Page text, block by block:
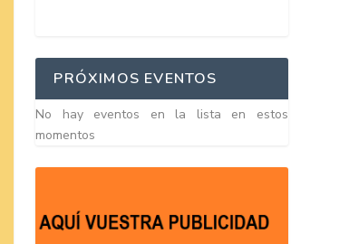
PRÓXIMOS EVENTOS
No hay eventos en la lista en estos
momentos